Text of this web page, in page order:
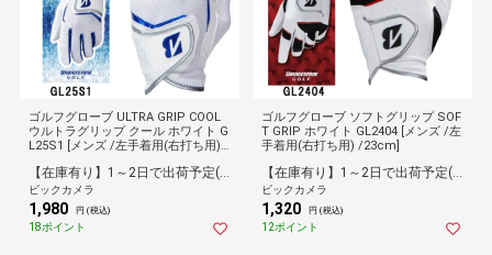
ゴルフグローブ ULTRA GRIP COOL
ウルトラグリップ クール ホワイト G
L25S1 [メンズ /左手着用(右打ち用) /
【在庫有り】1～2日で出荷予定(日付指定可)
ビックカメラ
1,980 円 (税込)
18ポイント
ゴルフグローブ ソフトグリップ SOF
T GRIP ホワイト GL2404 [メンズ /左
手着用(右打ち用) /23cm]
【在庫有り】1～2日で出荷予定(日付指定可)
ビックカメラ
1,320 円 (税込)
12ポイント